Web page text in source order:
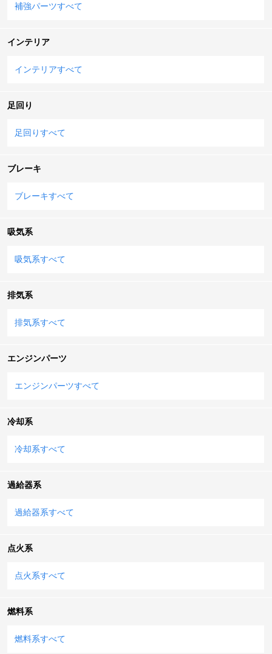
補強パーツすべて
インテリア
インテリアすべて
足回り
足回りすべて
ブレーキ
ブレーキすべて
吸気系
吸気系すべて
排気系
排気系すべて
エンジンパーツ
エンジンパーツすべて
冷却系
冷却系すべて
過給器系
過給器系すべて
点火系
点火系すべて
燃料系
燃料系すべて